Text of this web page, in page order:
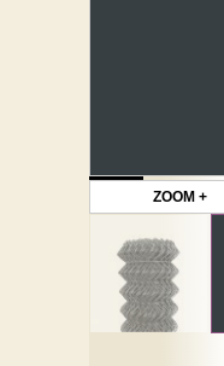
ZOOM +